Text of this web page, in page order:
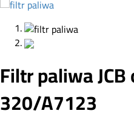
Filtr paliwa
320/A7123